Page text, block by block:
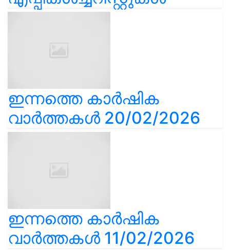
ഇന്നത്തെ കാർഷിക
വാർത്തകൾ 20/02/2026
ഇന്നത്തെ കാർഷിക
വാർത്തകൾ 11/02/2026